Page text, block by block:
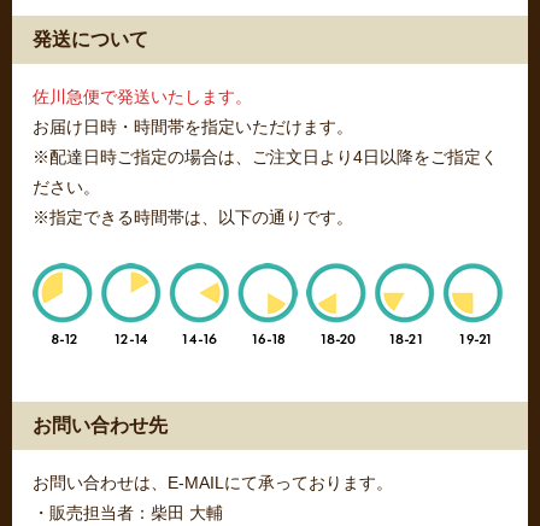
発送について
佐川急便で発送いたします。
お届け日時・時間帯を指定いただけます。
※配達日時ご指定の場合は、ご注文日より4日以降をご指定く
ださい。
※指定できる時間帯は、以下の通りです。
お問い合わせ先
お問い合わせは、E-MAILにて承っております。
・販売担当者：柴田 大輔